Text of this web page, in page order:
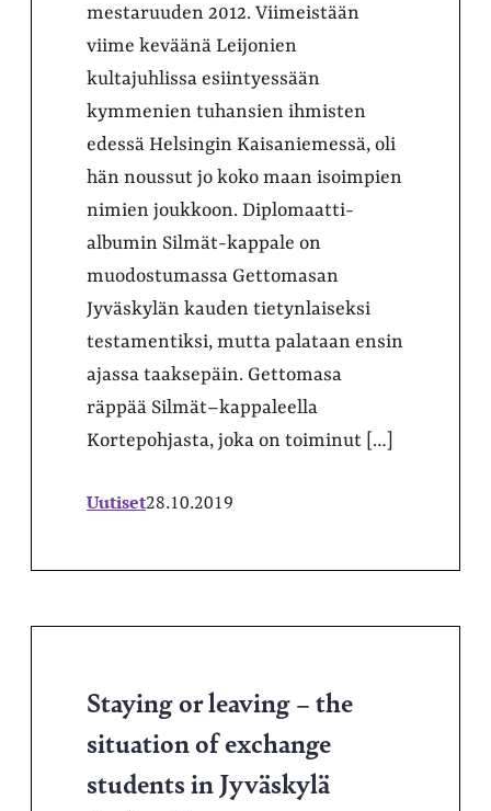
mestaruuden 2012. Viimeistään
viime keväänä Leijonien
kultajuhlissa esiintyessään
kymmenien tuhansien ihmisten
edessä Helsingin Kaisaniemessä, oli
hän noussut jo koko maan isoimpien
nimien joukkoon. Diplomaatti-
albumin Silmät-kappale on
muodostumassa Gettomasan
Jyväskylän kauden tietynlaiseksi
testamentiksi, mutta palataan ensin
ajassa taaksepäin. Gettomasa
räppää Silmät–kappaleella
Kortepohjasta, joka on toiminut […]
Uutiset28.10.2019
Staying or leaving – the
situation of exchange
students in Jyväskylä